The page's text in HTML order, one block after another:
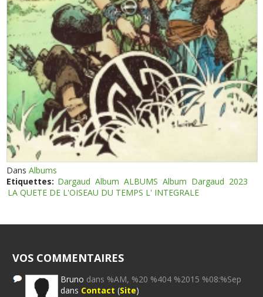
DansAlbums
Etiquettes: Dargaud Album ALBUMS Album Dargaud 2023
LA QUETE DE L'OISEAU DU TEMPS L' INTEGRALE
VOS COMMENTAIRES
Bruno dans %AM, %20 %404 %2015 %08:%Sep
dans Contact (Site)